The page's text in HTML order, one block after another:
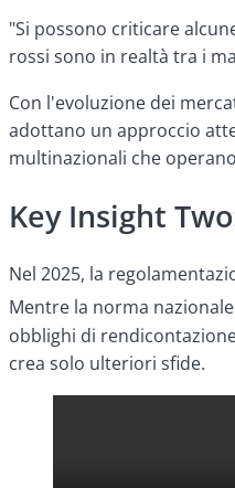
"Si possono criticare
rossi sono in realtà tra i
Con l'evoluzione dei
adottano un approccio
multinazionali che
Key Insight
Nel 2025, la
Mentre la norma
obblighi di
crea solo ulteriori sfide.